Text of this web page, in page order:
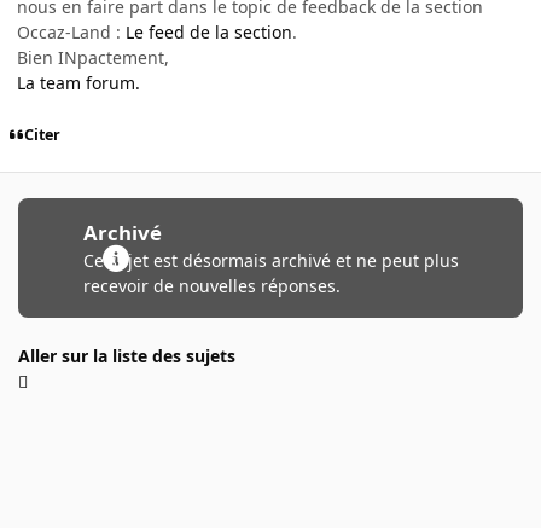
nous en faire part dans le topic de feedback de la section
Occaz-Land : Le feed de la section.
Bien INpactement,
La team forum.
Citer
Archivé
Ce sujet est désormais archivé et ne peut plus
recevoir de nouvelles réponses.
Aller sur la liste des sujets